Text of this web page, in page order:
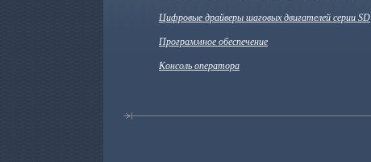
Цифровые драйверы шаговых двигателей серии SD
Программное обеспечение
Консоль оператора